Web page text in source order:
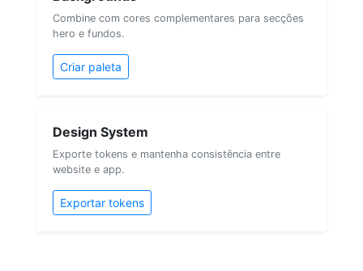
Combine com cores complementares para secções
hero e fundos.
Criar paleta
Design System
Exporte tokens e mantenha consistência entre
website e app.
Exportar tokens